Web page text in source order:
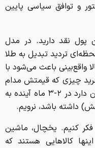
و توافق سیاسی پایین
میلیون تومان پول نقد دارید. در مدل
تردید تبدیل به طلا
واقع‌بینی باعث می‌شود با
چیزی که قیمتش مدام
نوسانات ناچیز را تجربه می‌کند و امکان دارد در ۲-۳ ماه آینده به
داشته باشد، نرویم.
فکر کنیم. یخچال، ماشین
کالا‌هایی هستند که